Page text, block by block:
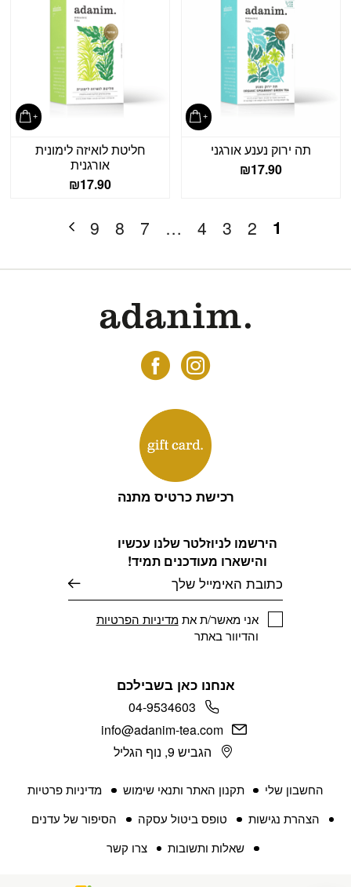
תה ירוק נענע אורגני
₪17.90
חליטת לואיזה לימונית
אורגנית
₪17.90
1
2
3
4
…
7
8
9
הירשמו לניוזלטר שלנו עכשיו
והישארו מעודכנים תמיד!
אני מאשר/ת אתמדיניות הפרטיות
והדיוור באתר
החשבון שלי תקנון האתר ותנאי שימוש
מדיניות פרטיות
הצהרת נגישות
טופס ביטול עסקה
הסיפור של עדנים
שאלות ותשובות
צרו קשר
אנחנו כאן בשבילכם
04-9534603
info@adanim-tea.com
הגביש 9, נוף הגליל
רכישת כרטיס מתנה